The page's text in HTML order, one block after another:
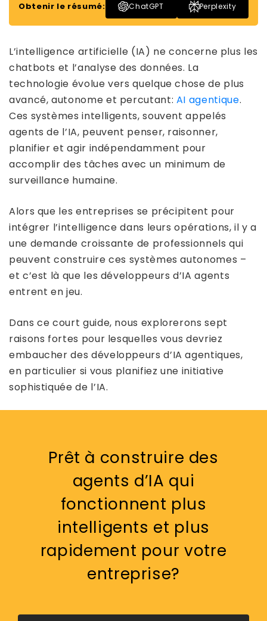
Obtenir le résumé: ChatGPT Perplexity
L’intelligence artificielle (IA) ne concerne plus les
chatbots et l’analyse des données. La
technologie évolue vers quelque chose de plus
avancé, autonome et percutant: AI agentique.
Ces systèmes intelligents, souvent appelés
agents de l’IA, peuvent penser, raisonner,
planifier et agir indépendamment pour
accomplir des tâches avec un minimum de
surveillance humaine.
Alors que les entreprises se précipitent pour
intégrer l’intelligence dans leurs opérations, il y a
une demande croissante de professionnels qui
peuvent construire ces systèmes autonomes –
et c’est là que les développeurs d’IA agents
entrent en jeu.
Dans ce court guide, nous explorerons sept
raisons fortes pour lesquelles vous devriez
embaucher des développeurs d’IA agentiques,
en particulier si vous planifiez une initiative
sophistiquée de l’IA.
Prêt à construire des
agents d’IA qui
fonctionnent plus
intelligents et plus
rapidement pour votre
entreprise?